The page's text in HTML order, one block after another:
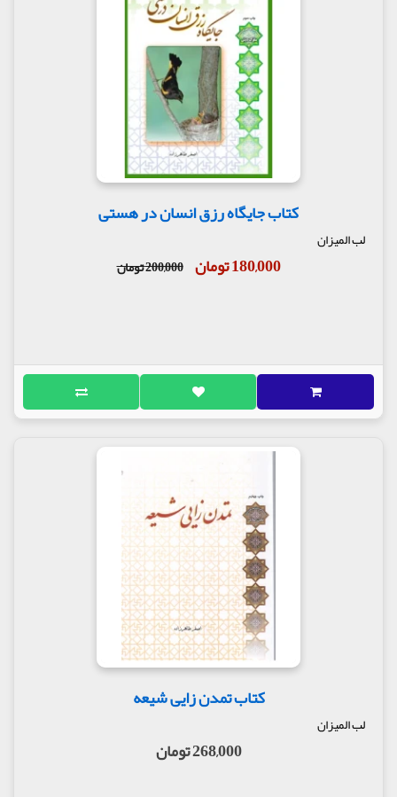
کتاب جایگاه رزق انسان در هستی
لب المیزان
180,000 تومان 200,000 تومان
کتاب تمدن زایی شیعه
لب المیزان
268,000 تومان